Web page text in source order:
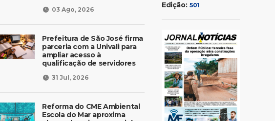
03 Ago, 2026
Prefeitura de São José firma
parceria com a Univali para
ampliar acesso à
qualificação de servidores
31 Jul, 2026
Reforma do CME Ambiental
Escola do Mar aproxima
Edição: 501